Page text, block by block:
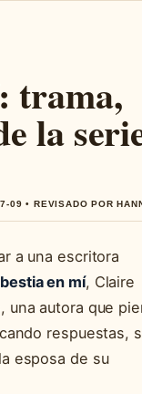
trama,
la
09 • REVISADO POR
a una escritora
en mí, Claire
una autora que
respuestas,
esposa de su